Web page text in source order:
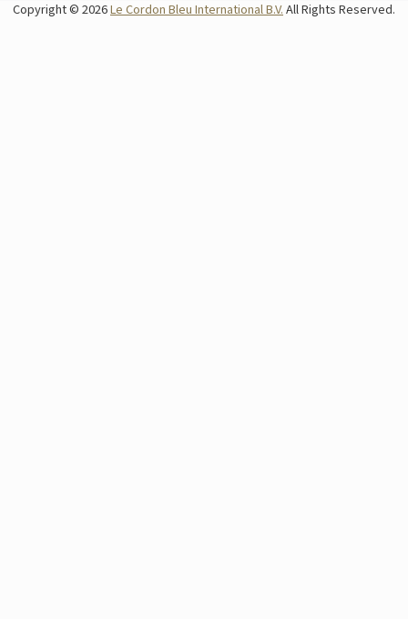
Copyright © 2026Le Cordon Bleu International B.V. All Rights Reserved.